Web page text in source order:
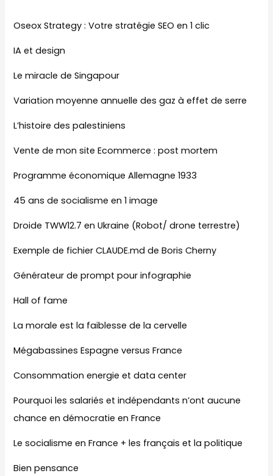
Oseox Strategy : Votre stratégie SEO en 1 clic
IA et design
Le miracle de Singapour
Variation moyenne annuelle des gaz à effet de serre
L’histoire des palestiniens
Vente de mon site Ecommerce : post mortem
Programme économique Allemagne 1933
45 ans de socialisme en 1 image
Droide TWW12.7 en Ukraine (Robot/ drone terrestre)
Exemple de fichier CLAUDE.md de Boris Cherny
Générateur de prompt pour infographie
Hall of fame
La morale est la faiblesse de la cervelle
Mégabassines Espagne versus France
Consommation energie et data center
Pourquoi les salariés et indépendants n’ont aucune
chance en démocratie en France
Le socialisme en France + les français et la politique
Bien pensance